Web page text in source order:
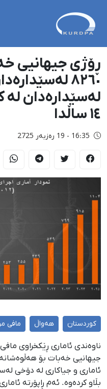
ڕۆژی جیهانیی
لەسێدارەدان
١٤ ساڵدا
16:35 - 19 رەزبەر 2725
کوردستان هەواڵ مافی
ناوەندی ئاماری ڕێکخراوی
جیهانیی خەبات بۆ
ئاماری و جیاکاری لە دۆخی